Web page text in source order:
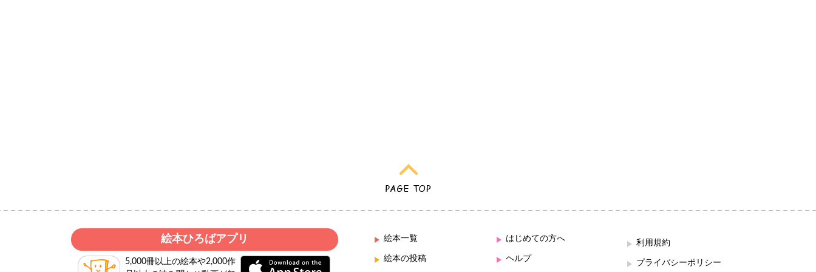
絵本ひろばアプリ
5,000冊以上の絵本や2,000作
絵本一覧
絵本の投稿
はじめての方へ
ヘルプ
利用規約
プライバシーポリシー